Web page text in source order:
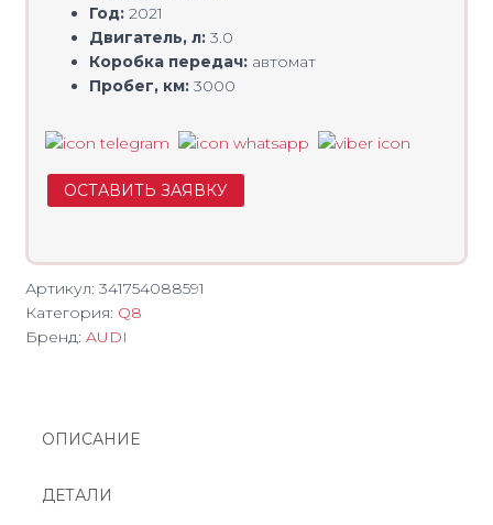
Год: 2021
Двигатель, л: 3.0
Коробка передач: автомат
Пробег, км: 3000
ОСТАВИТЬ ЗАЯВКУ
Артикул: 341754088591
Категория: Q8
Бренд: AUDI
ОПИСАНИЕ
ДЕТАЛИ